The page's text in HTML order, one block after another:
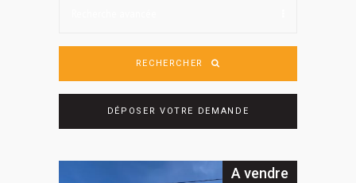
RECHERCHER
DÉPOSER VOTRE DEMANDE
A vendre